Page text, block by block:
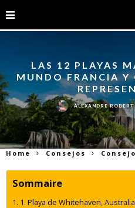
LAS 12 PLAYAS
MUNDO FRANCIA Y
ALEXANDRE ROBERT
Home Consejos
Sommaire
1. Playa de Whitehaven, Australia